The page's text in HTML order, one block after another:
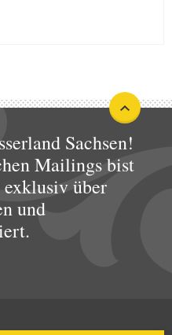
Sachsen!
Mailings bist
über
und